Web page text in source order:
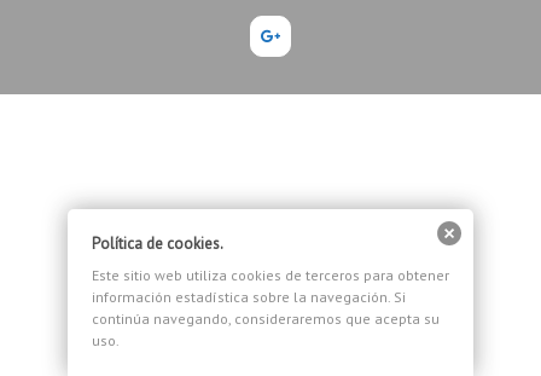
Google+
Política de cookies.
Este sitio web utiliza cookies de terceros para obtener
información estadística sobre la navegación. Si
continúa navegando, consideraremos que acepta su
uso.